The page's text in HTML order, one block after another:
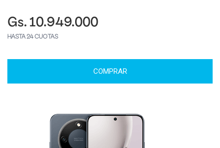
Gs. 10.949.000
HASTA 24 CUOTAS
COMPRAR